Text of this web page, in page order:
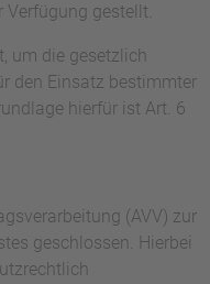
gestellt.
um die gesetzlich
den Einsatz bestimmter
hierfür ist Art. 6
(AVV) zur
geschlossen. Hierbei